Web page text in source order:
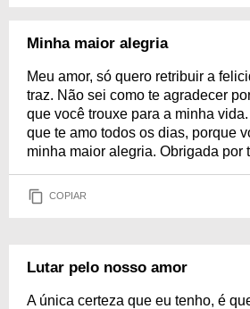
Minha maior alegria
Meu amor, só quero retribuir a
traz. Não sei como te agradecer
que você trouxe para a minha
que te amo todos os dias, porque
minha maior alegria. Obrigada por
COPIAR
Lutar pelo nosso amor
A única certeza que eu tenho, é